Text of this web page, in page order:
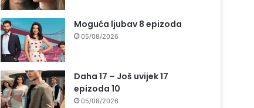
Moguća ljubav 8 epizoda
05/08/2026
Daha 17 – Još uvijek 17
epizoda 10
05/08/2026